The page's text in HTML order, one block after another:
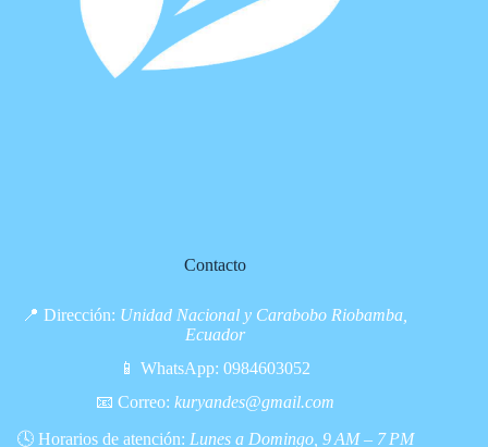
Contacto
📍 Dirección: Unidad Nacional y Carabobo Riobamba,
Ecuador
📱 WhatsApp:0984603052
📧 Correo: kuryandes@gmail.com
🕓 Horarios de atención: Lunes a Domingo, 9 AM – 7 PM